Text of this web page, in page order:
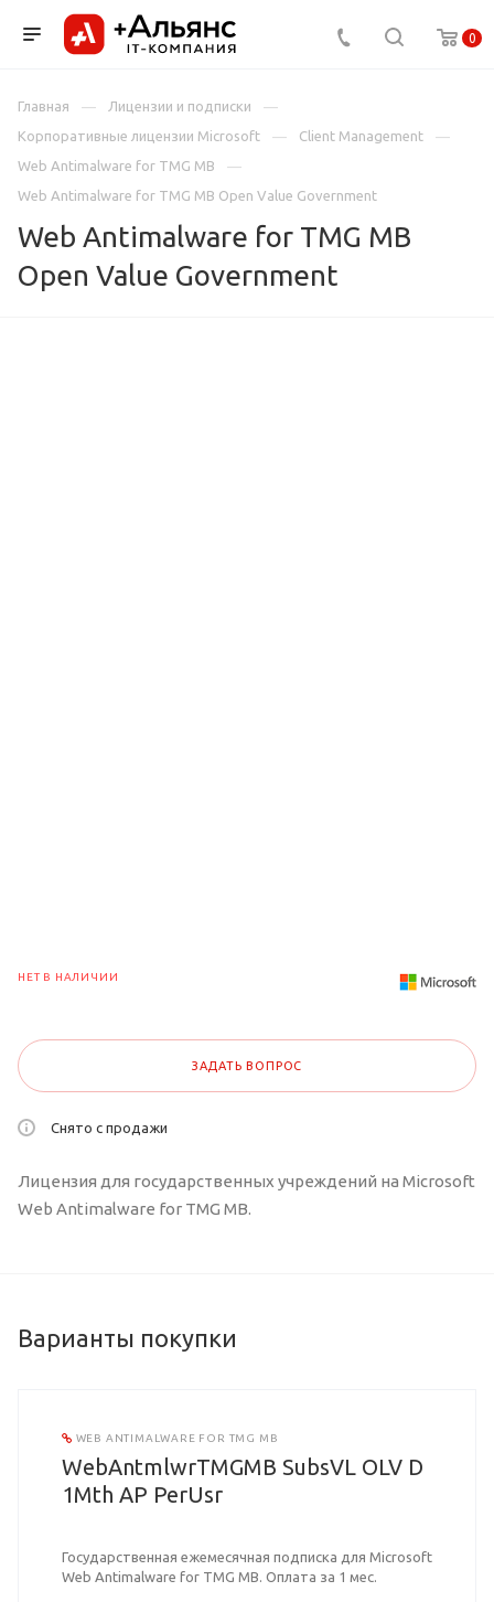
0
Главная
Лицензии и подписки
Корпоративные лицензии Microsoft
Client Management
Web Antimalware for TMG MB
Web Antimalware for TMG MB Open Value Government
Web Antimalware for TMG MB
Open Value Government
НЕТ В НАЛИЧИИ
ЗАДАТЬ ВОПРОС
Снято с продажи
Лицензия для государственных учреждений на Microsoft
Web Antimalware for TMG MB.
Варианты покупки
WEB ANTIMALWARE FOR TMG MB
WebAntmlwrTMGMB SubsVL OLV D
1Mth AP PerUsr
Государственная ежемесячная подписка для Microsoft
Web Antimalware for TMG MB. Оплата за 1 мес.